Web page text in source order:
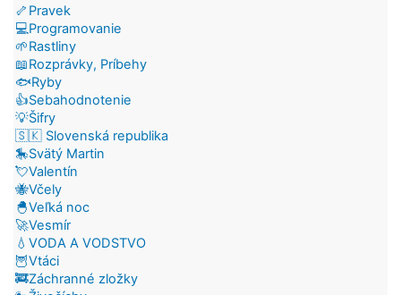
🦴Pravek
💻Programovanie
🌱Rastliny
📖Rozprávky, Príbehy
🐟Ryby
👍Sebahodnotenie
💡Šifry
🇸🇰 Slovenská republika
🎠Svätý Martin
💘Valentín
🐝Včely
🐣Veľká noc
🚀Vesmír
💧VODA A VODSTVO
🦉Vtáci
🚒Záchranné zložky